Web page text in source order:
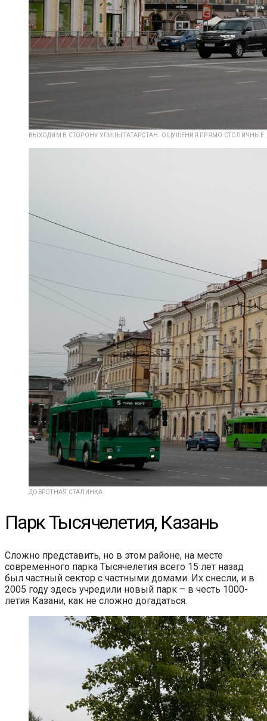
ВЫХОДИМ В СТОРОНУ УЛИЦЫ ТАТАРСТАН. ОЩУЩЕНИЯ ПРЯМО СТОЛИЧНЫЕ.
ДОБРОТНАЯ СТАЛИНКА.
Парк Тысячелетия, Казань
Сложно представить, но в этом районе, на месте
современного парка Тысячелетия всего 15 лет назад
был частный сектор с частными домами. Их снесли, и в
2005 году здесь учредили новый парк – в честь 1000-
летия Казани, как не сложно догадаться.